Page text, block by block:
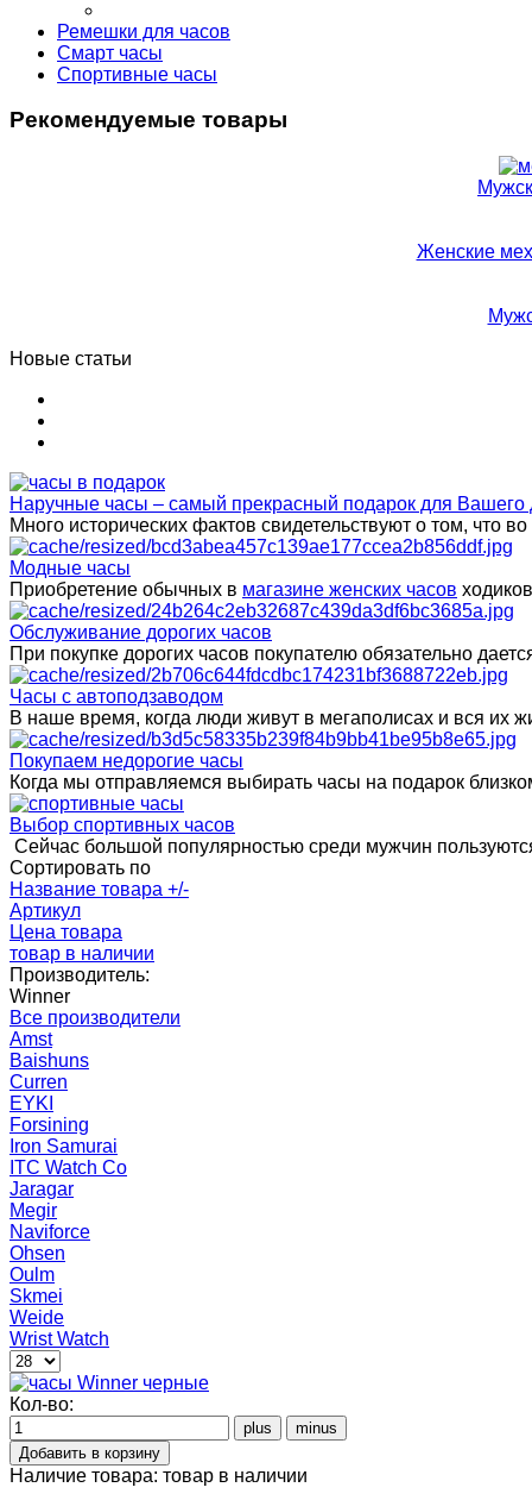
Ремешки для часов
Смарт часы
Спортивные часы
Рекомендуемые товары
Женские
Новые статьи
Наручные часы – самый прекрасный подарок для Вашего
Много исторических фактов свидетельствуют о том, что
Модные часы
Приобретение обычных в магазине женских часов
Обслуживание дорогих часов
При покупке дорогих часов покупателю обязательно
Часы с автоподзаводом
В наше время, когда люди живут в мегаполисах и вся
Покупаем недорогие часы
Когда мы отправляемся выбирать часы на подарок
Выбор спортивных часов
Сейчас большой популярностью среди мужчин
Сортировать по
Название товара +/-
Артикул
Цена товара
товар в наличии
Производитель:
Winner
Все производители
Amst
Baishuns
Curren
EYKI
Forsining
Iron Samurai
ITC Watch Co
Jaragar
Megir
Naviforce
Ohsen
Oulm
Skmei
Weide
Wrist Watch
Кол-во:
Наличие товара: товар в наличии